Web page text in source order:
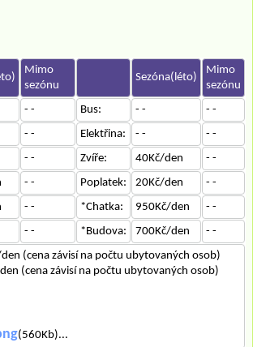
Mimo
sezónu
Sezóna(léto)
Mimo
sezónu
- - Bus: - -
- -
- - Elektřina: - -
- -
- - Zvíře: 40Kč/den
- -
- - Poplatek: 20Kč/den
- -
- - *Chatka: 950Kč/den
- -
- - *Budova: 700Kč/den
- -
(cena závisí na počtu ubytovaných osob)
(cena závisí na počtu ubytovaných osob)
(560Kb)...